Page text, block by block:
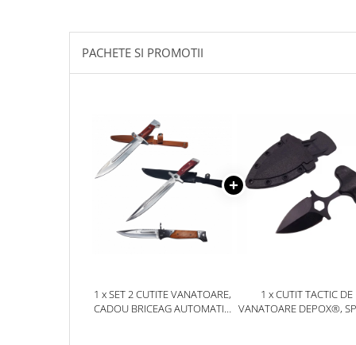
doors & stitch
Gaming, Carti & Birotica
Costume Halloween copii
Costume spiderman
Jocuri de sah si table
PACHETE SI PROMOTII
1 x SET 2 CUTITE VANATOARE,
CADOU BRICEAG AUTOMATIC
1 x CUTIT TACTIC DE
VANATOARE DEPOX®,